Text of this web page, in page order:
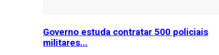
Governo estuda contratar 500 policiais
militares...